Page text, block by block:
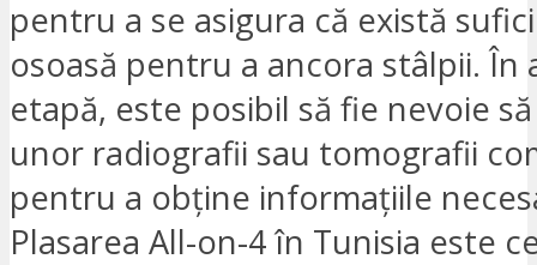
pentru a se asigura că există
osoasă pentru a ancora stâlpii. În
etapă, este posibil să fie nevoie
unor radiografii sau tomografii
pentru a obține informațiile
Plasarea All-on-4 în Tunisia este